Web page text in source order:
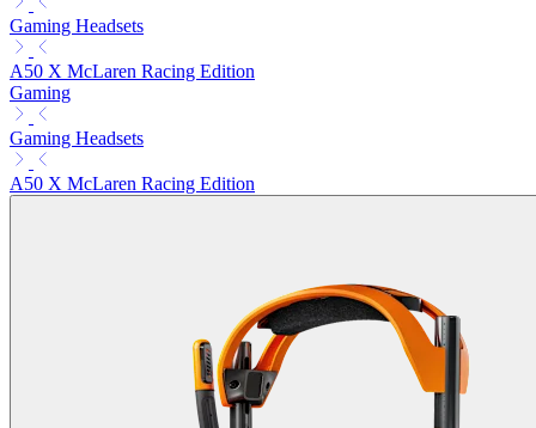
Gaming Headsets
A50 X McLaren Racing Edition
Gaming
Gaming Headsets
A50 X McLaren Racing Edition